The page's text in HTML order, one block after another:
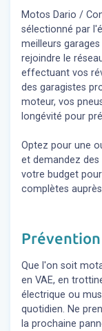
Motos Dario /
sélectionné par
meilleurs
rejoindre le
effectuant vos
des garagistes
moteur, vos
longévité pour
Optez pour une
et demandez
votre budget
complètes
Que l'on soit
en VAE, en
électrique ou
quotidien. Ne
la prochaine